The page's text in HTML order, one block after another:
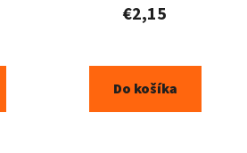
€2,15
Do košíka